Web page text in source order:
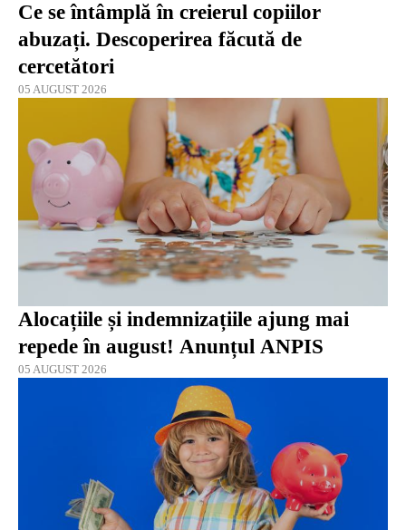
Ce se întâmplă în creierul copiilor
abuzați. Descoperirea făcută de
cercetători
05 AUGUST 2026
Alocațiile și indemnizațiile ajung mai
repede în august! Anunțul ANPIS
05 AUGUST 2026